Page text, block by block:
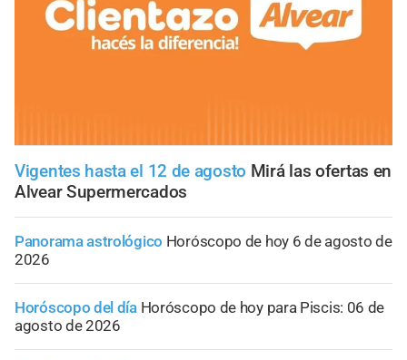
Vigentes hasta el 12 de agosto Mirá las ofertas en
Alvear Supermercados
Panorama astrológico Horóscopo de hoy 6 de agosto de
2026
Horóscopo del día Horóscopo de hoy para Piscis: 06 de
agosto de 2026